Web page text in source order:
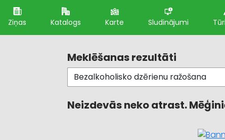
Ziņas Katalogs Karte Sludinājumi
Meklēšanas rezultāti
Neizdevās neko atrast.